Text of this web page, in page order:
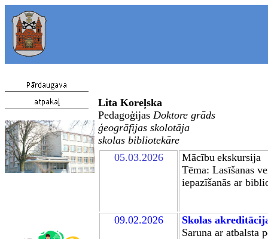
Lita Koreļska
Pedagoģijas Doktore grāds
ģeogrāfijas skolotāja
skolas bibliotekāre
05.03.2026
Mācību ekskursija
Tēma: Lasīšanas
iepazīšanās ar
09.02.2026
Skolas
Saruna ar atbalsta